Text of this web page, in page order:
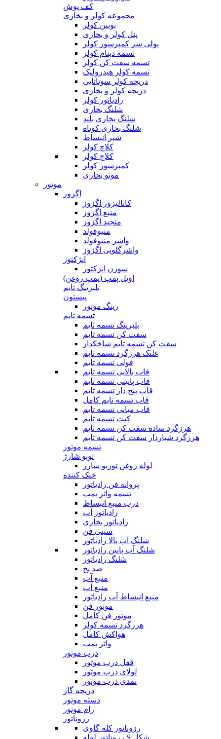
کف پوش
مجموعه کولر و بخاری
بوبین کولر
پنل کولر و بخاری
پولی سر کمپرسور کولر
تسمه دینام کولر
تسمه سفت کن کولر
تسمه کولر هیدرولیک
دریچه کولر سوناتایی
دریچه کولر و بخاری
رادیاتور کولر
شلنگ بخاری
شلنگ بخاری بلند
شلنگ بخاری کوتاه
شیر انبساط
کلاچ کولر
کلاچ کولر
کمپرسور کولر
موتو بخاری
موتور
اگزوز
کاتالیزور اگزوز
منبع اگزوز
منجید اگزوز
منیوفولد
واشر منیوفولد
واشرگلویی اگزوز
انژکتور
سوزن انژکتور
اویل پمپ (پمپ روغن)
بلبرینگ تایم
پیستون
رینگ موتور
تسمه تایم
بلبرینگ تسمه تایم
سفت کن تسمه تایم
سفت کن تسمه تایم شاخکدار
غلتک هرزگرد تسمه تایم
فولی تسمه تایم
قاب بالایی تسمه تایم
قاب پایینی تسمه تایم
قاب پیج دار تسمه تایم
قاب تسمه تایم کامل
قاب میانی تسمه تایم
کیت تسمه تایم
هرزگرد ساده سفت کن تسمه تایم
هرزگرد شیاردار سفت کن تسمه تایم
تسمه موتور
توبو شارژ
لوله روغن توربو شارژ
خنک کننده
پروانه فن رادیاتور
تسمه واتر پمپ
درب منبع انبساط
رادیاتور آب
رادیاتور بخاری
سینی فن
شلنگ آب بالا رادیاتور
شلنگ آب پایین رادیاتور
شلنگ رادیاتور
ضد یخ
منبع آب
منبع آب
منبع انبساط آب رادیاتور
موتور فن
موتور فن کامل
هرزگرد تسمه کولر
هواکش کامل
واتر پمپ
درب موتور
قفل درب موتور
لولای درب موتور
نمدی درب موتور
دریچه گاز
دسته موتور
رام موتور
رزوناتور
رزوناتور کله گاوی
رزوناتور لوله S شکل